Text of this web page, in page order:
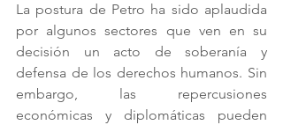
La postura de Petro ha sido aplaudida
por algunos sectores que ven en su
decisión un acto de soberanía y
defensa de los derechos humanos. Sin
embargo, las repercusiones
económicas y diplomáticas pueden